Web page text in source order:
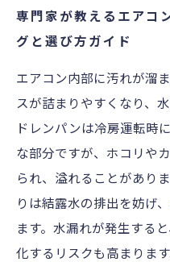
専門家が教えるエアコ
グと選び方ガイド
エアコン内部に汚れが溜
スが詰まりやすくなり、
ドレンパンは冷房運転時
な部分ですが、ホコリや
られ、溢れることがあり
りは結露水の排出を妨げ
ます。水漏れが発生する
化するリスクも高まりま